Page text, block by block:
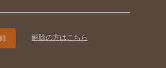
解除の方はこちら